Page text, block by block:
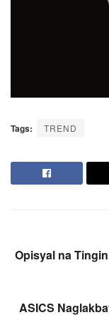
Tags: TREND
Opisyal na
ASICS